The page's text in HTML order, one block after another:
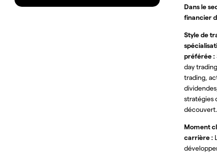
Dans le
financier
Style de
préférée :
day
trading,
stratégies
découvert.
Moment
carrière :